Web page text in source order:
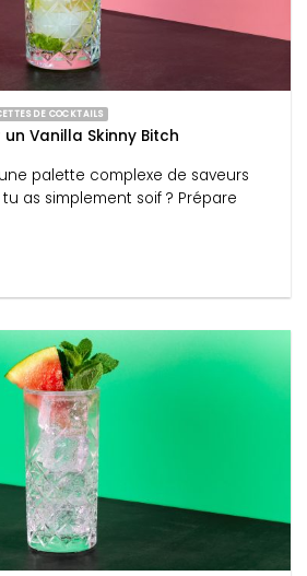
DE COCKTAILS
Vanilla Skinny Bitch
palette complexe de saveurs
as simplement soif ? Prépare